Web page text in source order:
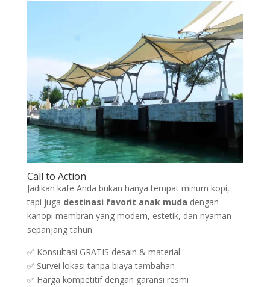
Call to Action
Jadikan kafe Anda bukan hanya tempat minum kopi,
tapi juga destinasi favorit anak muda dengan
kanopi membran yang modern, estetik, dan nyaman
sepanjang tahun.
✅ Konsultasi GRATIS desain & material
✅ Survei lokasi tanpa biaya tambahan
✅ Harga kompetitif dengan garansi resmi